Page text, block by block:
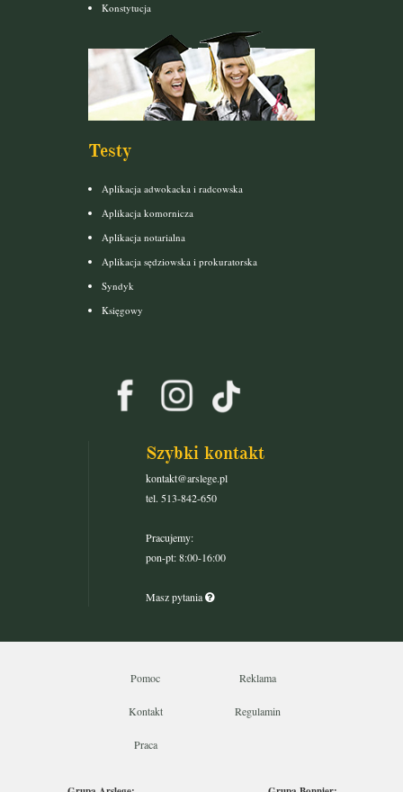
Konstytucja
Testy
Aplikacja adwokacka i radcowska
Aplikacja komornicza
Aplikacja notarialna
Aplikacja sędziowska i prokuratorska
Syndyk
Księgowy
Szybki kontakt
kontakt@arslege.pl
tel. 513-842-650
Pracujemy:
pon-pt: 8:00-16:00
Masz pytania
Pomoc Reklama
Kontakt Regulamin
Praca